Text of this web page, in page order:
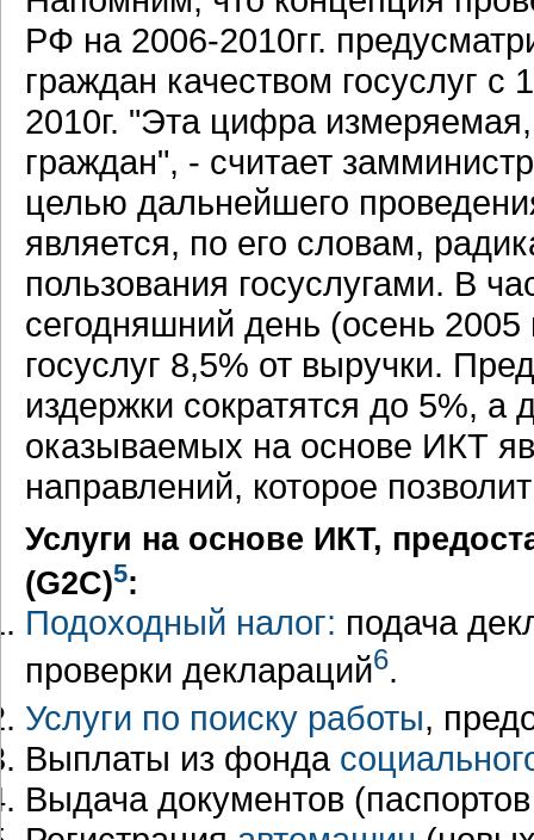
РФ на 2006-2010гг.
граждан качеством госуслуг
2010г. "Эта цифра
граждан", - считает
целью дальнейшего
является, по его словам,
пользования госуслугами. В
сегодняшний день (осень
госуслуг 8,5% от выручки.
издержки сократятся до 5%, а
оказываемых на основе ИКТ
направлений, которое
Услуги на основе ИКТ,
(G2C)5:
Подоходный налог: подача
проверки деклараций6.
Услуги по поиску работы,
Выплаты из фонда
Выдача документов